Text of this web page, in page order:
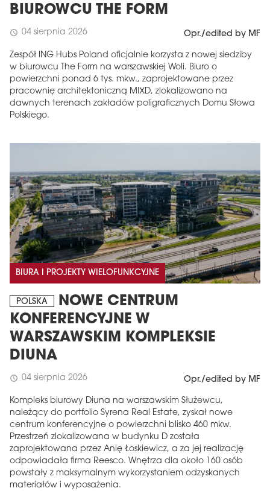
BIUROWCU THE FORM
schedule 04 sierpnia 2026 Opr./edited by MF
Zespół ING Hubs Poland oficjalnie korzysta z nowej siedziby
w biurowcu The Form na warszawskiej Woli. Biuro o
powierzchni ponad 6 tys. mkw., zaprojektowane przez
pracownię architektoniczną MIXD, zlokalizowano na
dawnych terenach zakładów poligraficznych Domu Słowa
Polskiego.
BIURA I PROJEKTY WIELOFUNKCYJNE
POLSKA
NOWE CENTRUM
KONFERENCYJNE W
WARSZAWSKIM KOMPLEKSIE
DIUNA
schedule 04 sierpnia 2026 Opr./edited by MF
Kompleks biurowy Diuna na warszawskim Służewcu,
należący do portfolio Syrena Real Estate, zyskał nowe
centrum konferencyjne o powierzchni blisko 460 mkw.
Przestrzeń zlokalizowana w budynku D została
zaprojektowana przez Anię Łoskiewicz, a za jej realizację
odpowiadała firma Reesco. Wnętrza dla około 160 osób
powstały z maksymalnym wykorzystaniem odzyskanych
materiałów i wyposażenia.